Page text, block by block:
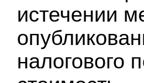
истечении
налогового